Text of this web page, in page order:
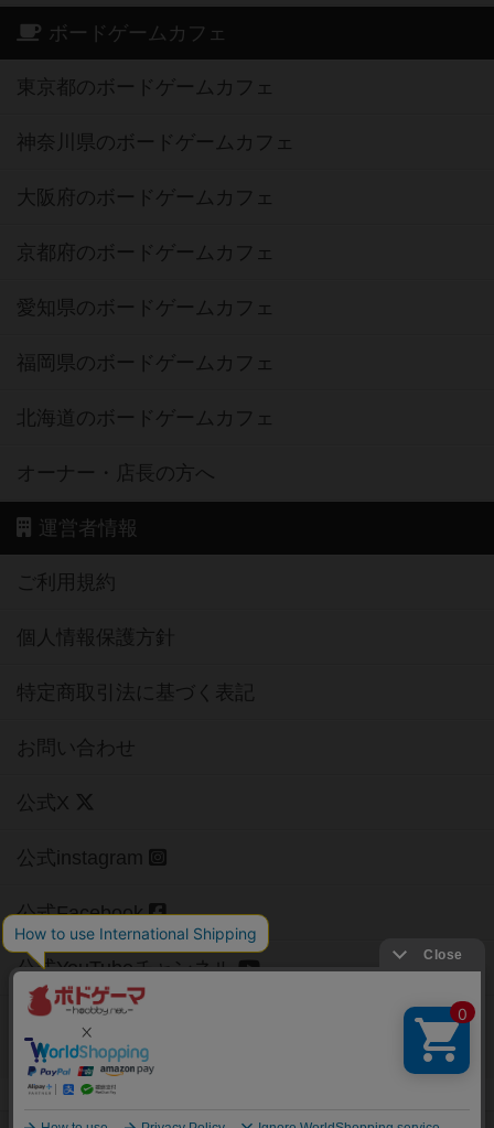
ボードゲームカフェ
東京都のボードゲームカフェ
神奈川県のボードゲームカフェ
大阪府のボードゲームカフェ
京都府のボードゲームカフェ
愛知県のボードゲームカフェ
福岡県のボードゲームカフェ
北海道のボードゲームカフェ
オーナー・店長の方へ
運営者情報
ご利用規約
個人情報保護方針
特定商取引法に基づく表記
お問い合わせ
公式X
公式instagram
公式Facebook
公式YouTubeチャンネル